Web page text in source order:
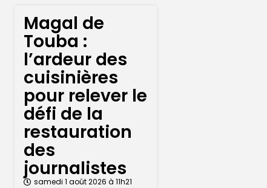
Magal de
Touba :
l’ardeur des
cuisinières
pour relever le
défi de la
restauration
des
journalistes
samedi 1 août 2026 à 11h21